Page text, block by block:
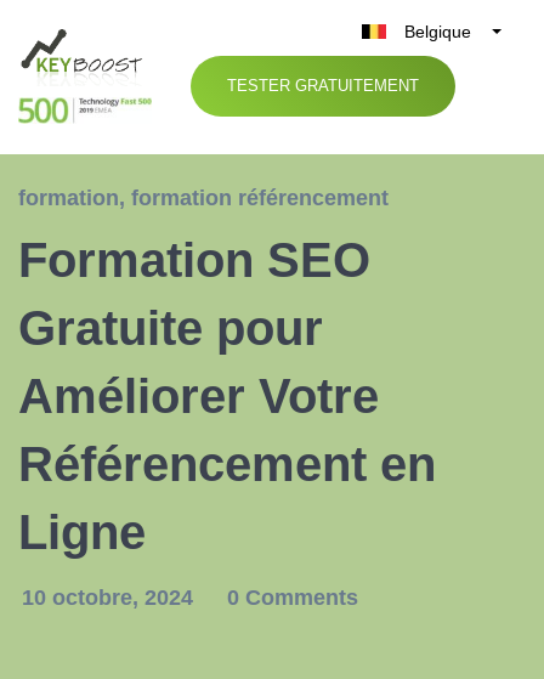
Belgique
België
Nederland
TESTER GRATUITEMENT
formation, formation référencement
Formation SEO
Gratuite pour
Améliorer Votre
Référencement en
Ligne
10 octobre, 2024 0 Comments